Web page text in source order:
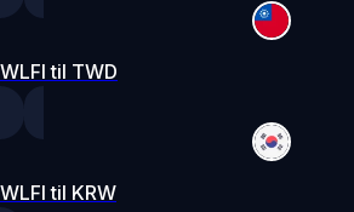
WLFI til TWD
WLFI til KRW